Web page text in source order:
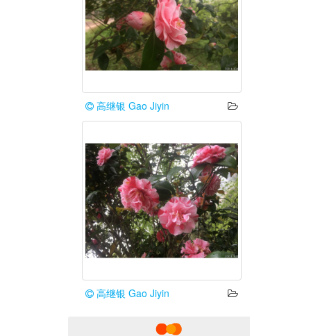
高继银 Gao Jiyin
高继银 Gao Jiyin